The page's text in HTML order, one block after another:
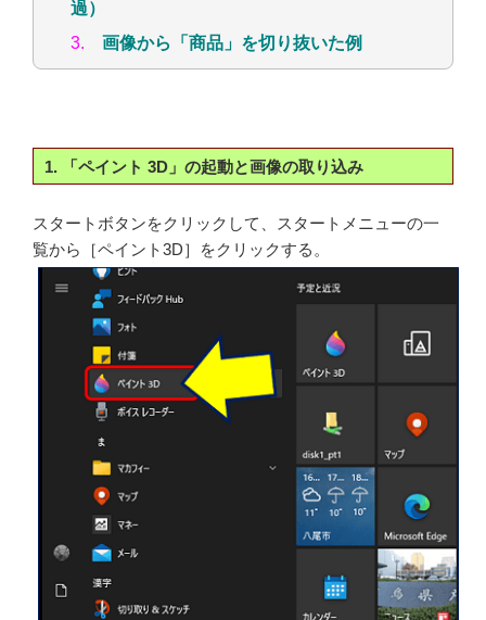
目 次
1.「ペイント 3D」の起動と画像の取り込み
2.写真から「花」を切り抜いた例（背景の透
過）
3.画像から「商品」を切り抜いた例